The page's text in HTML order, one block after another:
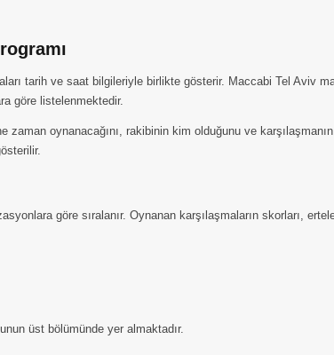
tarih ve saat bilgileriyle birlikte gösterir. Maccabi Tel Aviv
göre listelenmektedir.
zaman oynanacağını, rakibinin kim olduğunu ve
göre sıralanır. Oynanan karşılaşmaların skorları,
üst bölümünde yer almaktadır.